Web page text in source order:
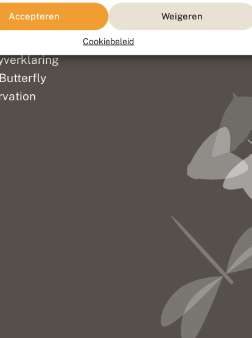
Accepteren Weigeren
Cookiebeleid
door Go2People, ontworpen door